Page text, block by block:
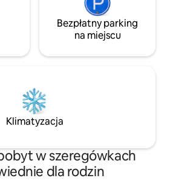
Bezpłatny parking
na miejscu
Klimatyzacja
w szeregówkach
dla rodzin